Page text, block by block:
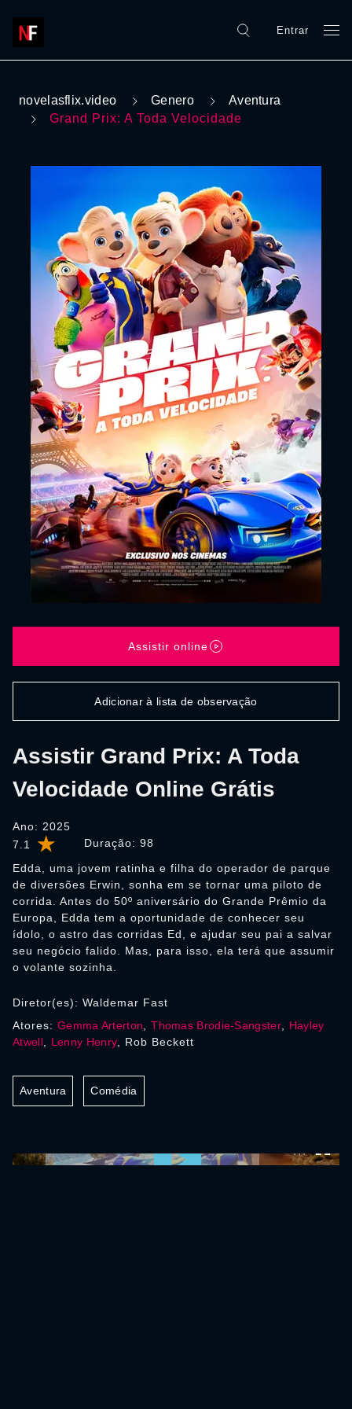
Entrar
novelasflix.video Genero
Aventura
Grand Prix: A Toda Velocidade
7.1 Duração: 98
Assistir Grand Prix: A Toda
Velocidade Online Grátis
Ano: 2025
Edda, uma jovem ratinha e filha do operador de parque
de diversões Erwin, sonha em se tornar uma piloto de
corrida. Antes do 50º aniversário do Grande Prêmio da
Europa, Edda tem a oportunidade de conhecer seu
ídolo, o astro das corridas Ed, e ajudar seu pai a salvar
seu negócio falido. Mas, para isso, ela terá que assumir
o volante sozinha.
Assistir online
Adicionar à lista de observação
Diretor(es): Waldemar Fast
Atores: Gemma Arterton ,Thomas Brodie-Sangster, Hayley
Atwell, Lenny Henry , Rob Beckett
Aventura Comédia